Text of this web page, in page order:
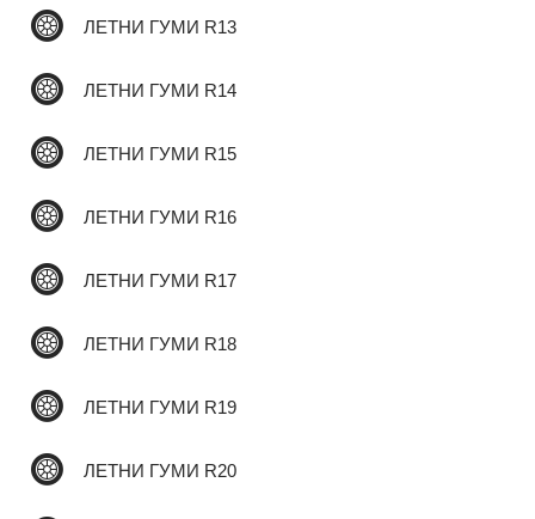
ЛЕТНИ ГУМИ R13
ЛЕТНИ ГУМИ R14
ЛЕТНИ ГУМИ R15
ЛЕТНИ ГУМИ R16
ЛЕТНИ ГУМИ R17
ЛЕТНИ ГУМИ R18
ЛЕТНИ ГУМИ R19
ЛЕТНИ ГУМИ R20